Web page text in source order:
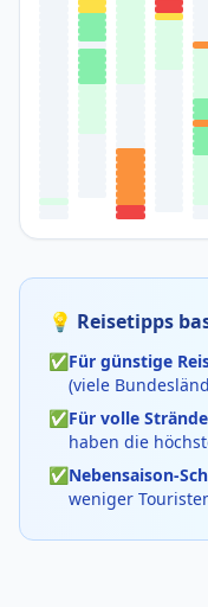
💡 Reisetipps
✅Für günstige
(viele
✅Für volle
haben die
✅Nebensaison-
weniger